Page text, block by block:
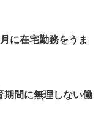
に在宅勤務をうま
期間に無理しない働